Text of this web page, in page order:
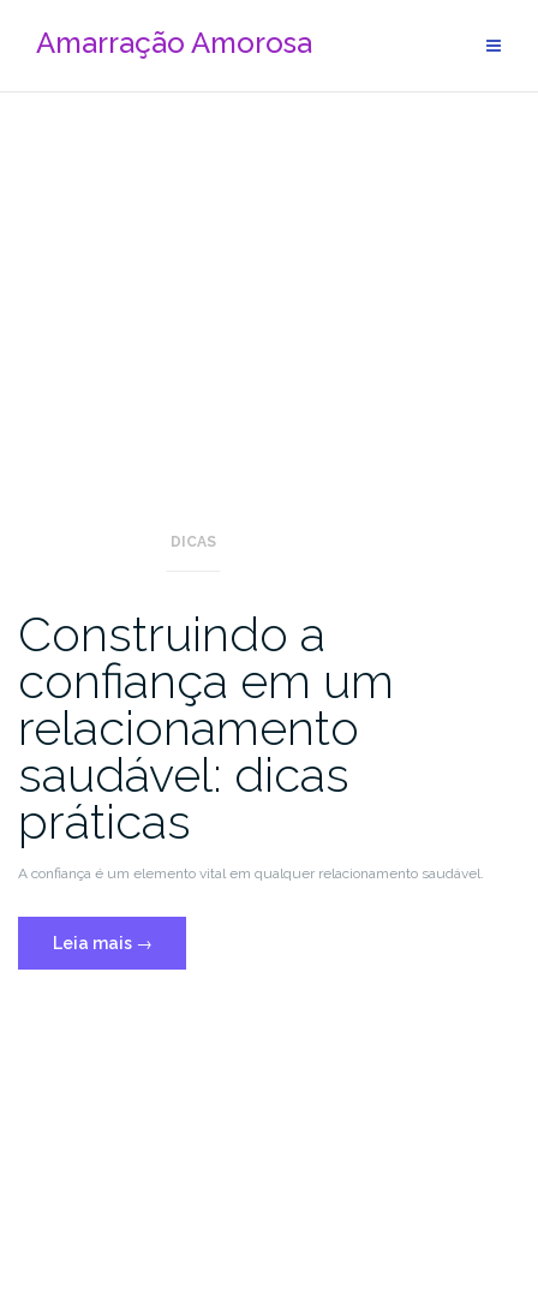
Amarração Amorosa
DICAS
Construindo a
confiança em um
relacionamento
saudável: dicas
práticas
A confiança é um elemento vital em qualquer relacionamento saudável.
Leia mais →